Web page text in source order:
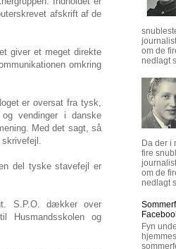
afskrift af de
giver et meget direkte
omkring
er oversat fra tysk,
vendinger i danske
Med det sagt, så
del tyske stavefejl er
S.P.O. dækker over
Husmandsskolen og
om de
nedlagt
Da der i
fire
om de
nedlagt
Fyn